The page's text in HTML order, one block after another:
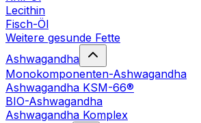
Lecithin
Fisch-Öl
Weitere gesunde Fette
Ashwagandha
Monokomponenten-Ashwagandha
Ashwagandha KSM-66®
BIO-Ashwagandha
Ashwagandha Komplex